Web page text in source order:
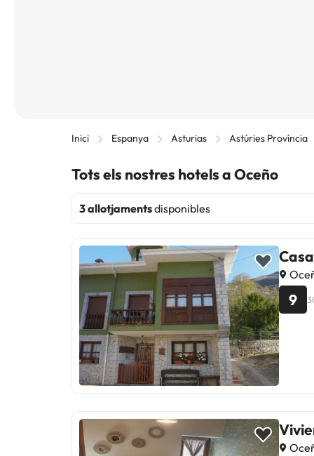
Inici Espanya Asturias Astúries Província
Tots els nostres hotels a Oceño
3 allotjamentsdisponibles
9